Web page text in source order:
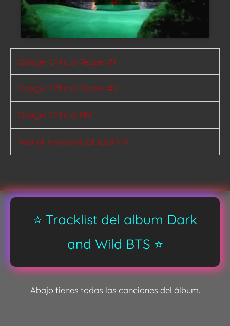
Danger Official Teaser #1
Danger Official Teaser #2
Danger Official MV
War of Hormone Official MV
⭐ Tracklist del album Dark
and Wild BTS ⭐
Abajo tienes todas las canciones del álbum.